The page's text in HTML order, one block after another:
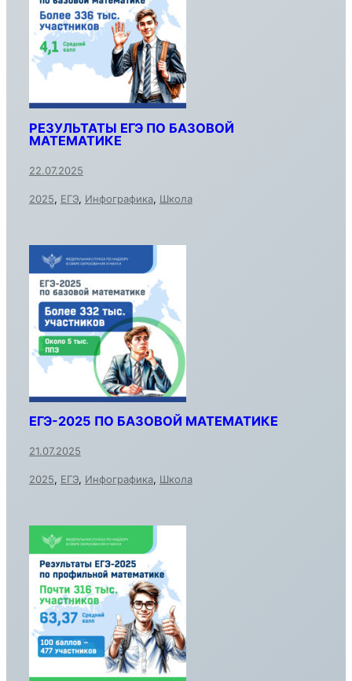
РЕЗУЛЬТАТЫ ЕГЭ ПО БАЗОВОЙ
МАТЕМАТИКЕ
22.07.2025
2025, ЕГЭ, Инфографика, Школа
ЕГЭ-2025 ПО БАЗОВОЙ МАТЕМАТИКЕ
21.07.2025
2025, ЕГЭ, Инфографика, Школа